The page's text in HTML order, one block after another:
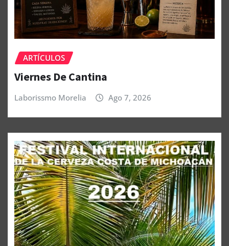
ARTÍCULOS
Viernes De Cantina
Laborissmo Morelia Ago 7, 2026